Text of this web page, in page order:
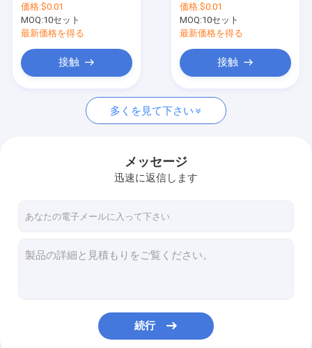
木製 フレーム 食卓 セ
ット 4 席
価格:$0.01
MOQ:10セット
最新価格を得る
接触
ームストレージ ホワイ
ト コンプリート モダン
ラージ 木製ダイニング
価格:$0.01
MOQ:10セット
最新価格を得る
接触
多くを見て下さい
メッセージ
迅速に返信します
続行